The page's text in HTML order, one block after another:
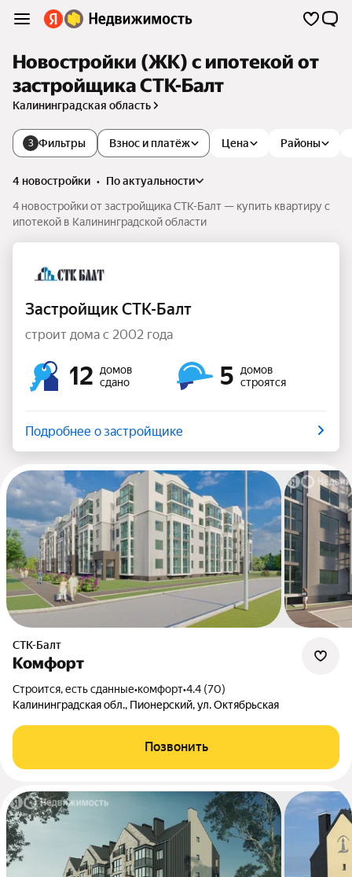
Новостройки (ЖК) с ипотекой от
застройщика СТК-Балт
Калининградская область
3 Фильтры Цена
Взнос и платёж Районы
4 новостройки •
по актуальности
4 новостройки от застройщика СТК-Балт — купить квартиру с
ипотекой в Калининградской области
Застройщик СТК-Балт
строит дома с 2002 года
12
домов
сдано
5
домов
строятся
Подробнее о застройщике
СТК-Балт
Комфорт
Строится, есть сданные•комфорт•4.4 (70)
Калининградская обл., Пионерский, ул. Октябрьская
Позвонить